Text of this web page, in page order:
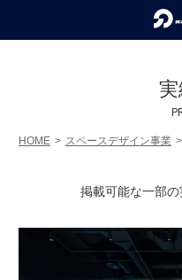
RECRUIT 採用情報
TOPICS トピックス
HOME スペースデザイン事業
掲載可能な一部の